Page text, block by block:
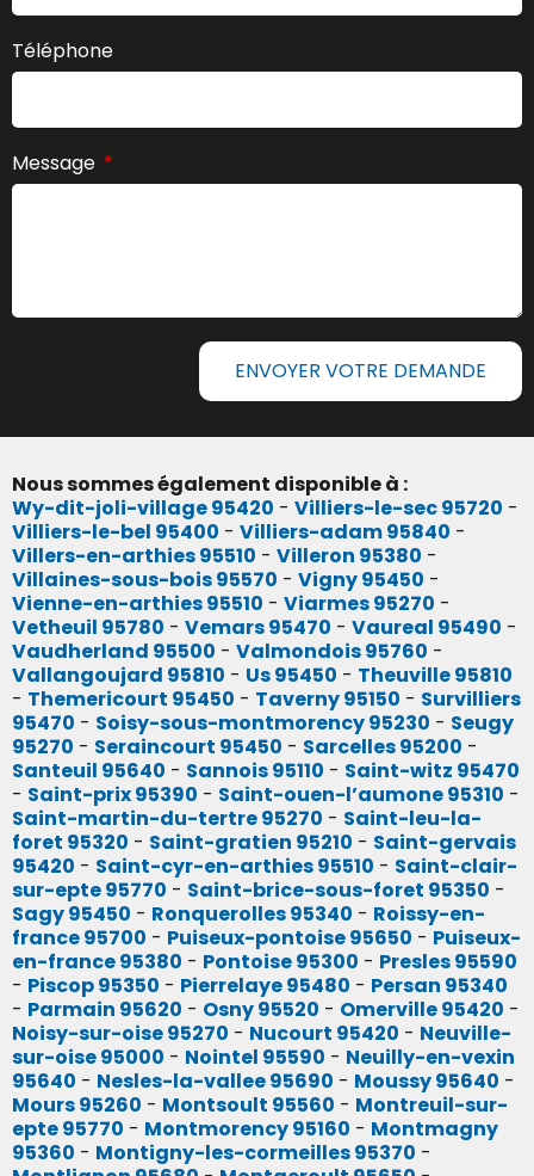
Téléphone
Message
ENVOYER VOTRE DEMANDE
Nous sommes également disponible à :
Wy-dit-joli-village 95420 - Villiers-le-sec 95720 -
Villiers-le-bel 95400 - Villiers-adam 95840 -
Villers-en-arthies 95510 - Villeron 95380 -
Villaines-sous-bois 95570 - Vigny 95450 -
Vienne-en-arthies 95510 - Viarmes 95270 -
Vetheuil 95780 - Vemars 95470 - Vaureal 95490 -
Vaudherland 95500 - Valmondois 95760 -
Vallangoujard 95810 - Us 95450 - Theuville 95810
- Themericourt 95450 - Taverny 95150 - Survilliers
95470 - Soisy-sous-montmorency 95230 - Seugy
95270 - Seraincourt 95450 - Sarcelles 95200 -
Santeuil 95640 - Sannois 95110 - Saint-witz 95470
- Saint-prix 95390 - Saint-ouen-l’aumone 95310 -
Saint-martin-du-tertre 95270 - Saint-leu-la-
foret 95320 - Saint-gratien 95210 - Saint-gervais
95420 - Saint-cyr-en-arthies 95510 - Saint-clair-
sur-epte 95770 - Saint-brice-sous-foret 95350 -
Sagy 95450 - Ronquerolles 95340 - Roissy-en-
france 95700 - Puiseux-pontoise 95650 - Puiseux-
en-france 95380 - Pontoise 95300 - Presles 95590
- Piscop 95350 - Pierrelaye 95480 - Persan 95340
- Parmain 95620 - Osny 95520 - Omerville 95420 -
Noisy-sur-oise 95270 - Nucourt 95420 - Neuville-
sur-oise 95000 - Nointel 95590 - Neuilly-en-vexin
95640 - Nesles-la-vallee 95690 - Moussy 95640 -
Mours 95260 - Montsoult 95560 - Montreuil-sur-
epte 95770 - Montmorency 95160 - Montmagny
95360 - Montigny-les-cormeilles 95370 -